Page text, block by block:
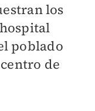
los
poblado
de